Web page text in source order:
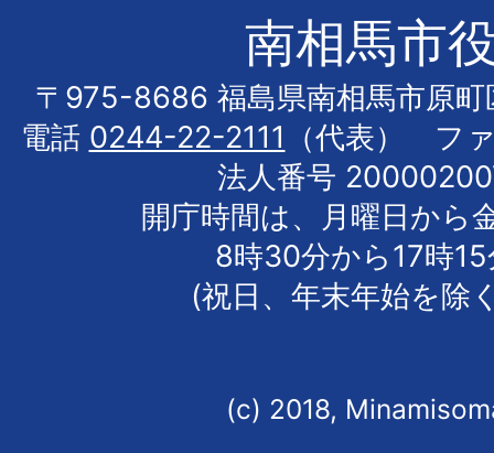
南相馬市
〒975-8686 福島県南相馬市原町
電話 0244-22-2111
（代表） フ
法人番号
開庁時間は、月曜日から
8時30分から17時
(祝日、年末年始を除
(c) 2018,